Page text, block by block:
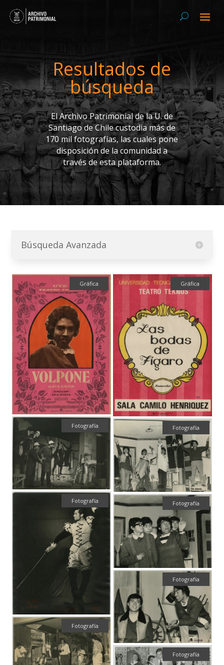
Resultados de
búsqueda
El Archivo Patrimonial de la U. de
Santiago de Chile custodia más de
170 mil fotografías, las cuales pone
disposición de la comunidad a
través de esta plataforma.
Búsqueda Avanzada
Gráfica Gráfica
Fotografía Fotografía
Fotografía Fotografía
Fotografía
Fotografía
Fotografía